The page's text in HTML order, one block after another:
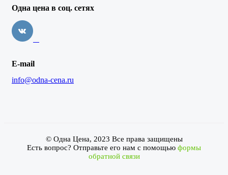
Одна цена в соц. сетях
E-mail
info@odna-cena.ru
© Одна Цена, 2023 Все права защищены
Есть вопрос? Отправьте его нам с помощью формы
обратной связи